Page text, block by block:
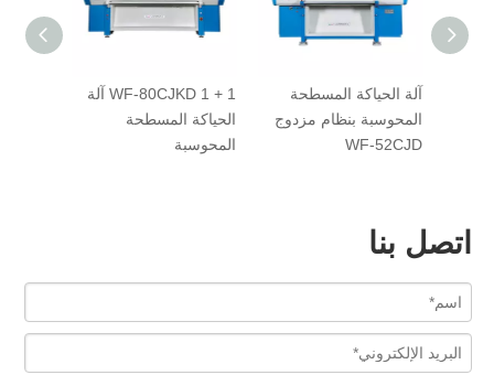
WF-80CJKD 1 + 1 آلة
الحياكة المسطحة
المحوسبة
آلة الحياكة المسطحة
المحوسبة بنظام مزدوج
WF-52CJD
اتصل بنا